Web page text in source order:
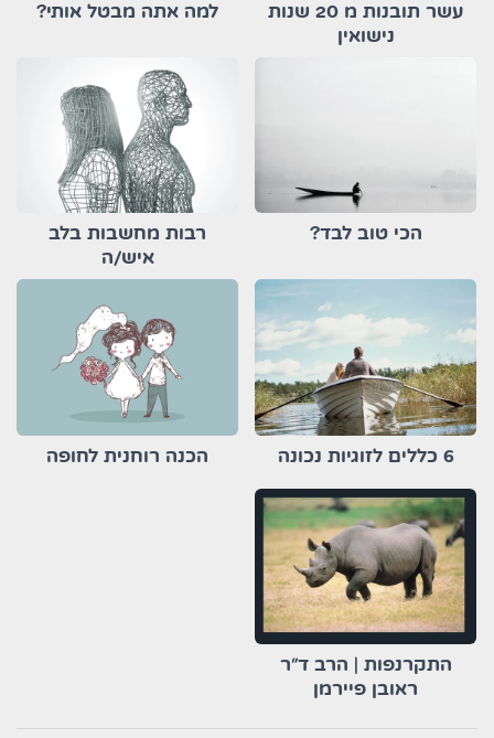
עשר תובנות מ 20 שנות
נישואין
למה אתה מבטל אותי?
הכי טוב לבד?
רבות מחשבות בלב
איש/ה
6 כללים לזוגיות נכונה הכנה רוחנית לחופה
התקרנפות | הרב ד"ר
ראובן פיירמן